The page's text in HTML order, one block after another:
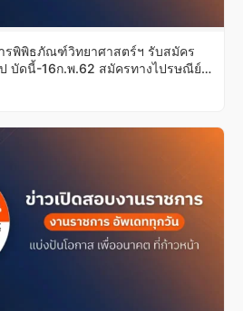
รพิพิธภัณฑ์วิทยาศาสตร์ฯ รับสมัคร
บัดนี้-16ก.พ.62 สมัครทางไปรษณีย์